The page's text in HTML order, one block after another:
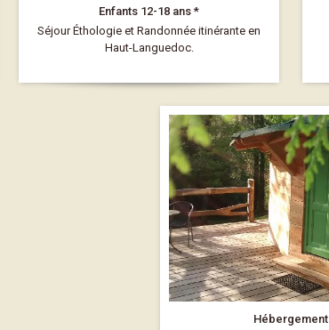
Enfants 12-18 ans *
Séjour Éthologie et Randonnée itinérante en
Haut-Languedoc.
Hébergement